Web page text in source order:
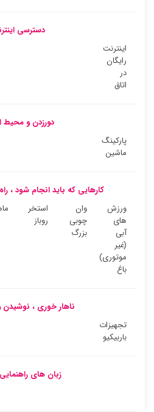
دسترسی
اینترنت
رایگان
در
اتاق
دورزدن و محیط
پارکینگ
ماشین
کارهایی که باید انجام شود ،
ورزش
های
آبی
(غیر
موتوری)
وان
چوبی
بزرگ
استخر
روباز
باغ
ناهار خوری ، نوشیدن
تجهیزات
باربیکیو
زبان های